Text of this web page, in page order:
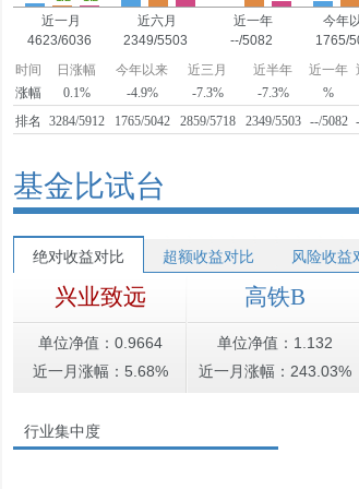
近一月
4623/6036
近六月
2349/5503
近一年
--/5082
今年
1765/
时间
日涨幅 今年以来 近三月 近半年 近一年
涨幅
0.1% -4.9% -7.3% -7.3% %
排名
3284/5912 1765/5042 2859/5718 2349/5503 --/5082
基金比试台
绝对收益对比 超额收益对比 风险收益
兴业致远
单位净值：0.9664
近一月涨幅：5.68%
高铁B
单位净值：1.132
近一月涨幅：243.03%
行业集中度